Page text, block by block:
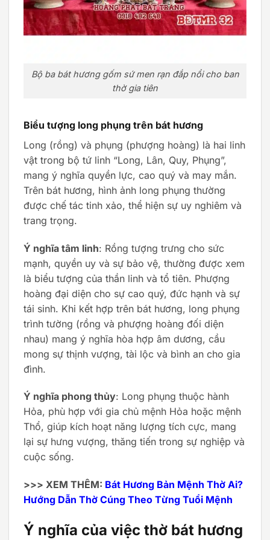
Bộ ba bát hương gốm sứ men rạn đắp nổi cho ban
thờ gia tiên
Biểu tượng long phụng trên bát hương
Long (rồng) và phụng (phượng hoàng) là hai linh
vật trong bộ tứ linh “Long, Lân, Quy, Phụng”,
mang ý nghĩa quyền lực, cao quý và may mắn.
Trên bát hương, hình ảnh long phụng thường
được chế tác tinh xảo, thể hiện sự uy nghiêm và
trang trọng.
Ý nghĩa tâm linh: Rồng tượng trưng cho sức
mạnh, quyền uy và sự bảo vệ, thường được xem
là biểu tượng của thần linh và tổ tiên. Phượng
hoàng đại diện cho sự cao quý, đức hạnh và sự
tái sinh. Khi kết hợp trên bát hương, long phụng
trình tường (rồng và phượng hoàng đối diện
nhau) mang ý nghĩa hòa hợp âm dương, cầu
mong sự thịnh vượng, tài lộc và bình an cho gia
đình.
Ý nghĩa phong thủy: Long phụng thuộc hành
Hỏa, phù hợp với gia chủ mệnh Hỏa hoặc mệnh
Thổ, giúp kích hoạt năng lượng tích cực, mang
lại sự hưng vượng, thăng tiến trong sự nghiệp và
cuộc sống.
>>> XEM THÊM: Bát Hương Bản Mệnh Thờ Ai?
Hướng Dẫn Thờ Cúng Theo Từng Tuổi Mệnh
Ý nghĩa của việc thờ bát hương